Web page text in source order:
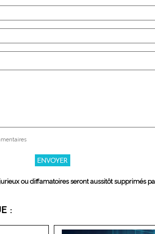
ou diffamatoires seront aussitôt supprimés
: